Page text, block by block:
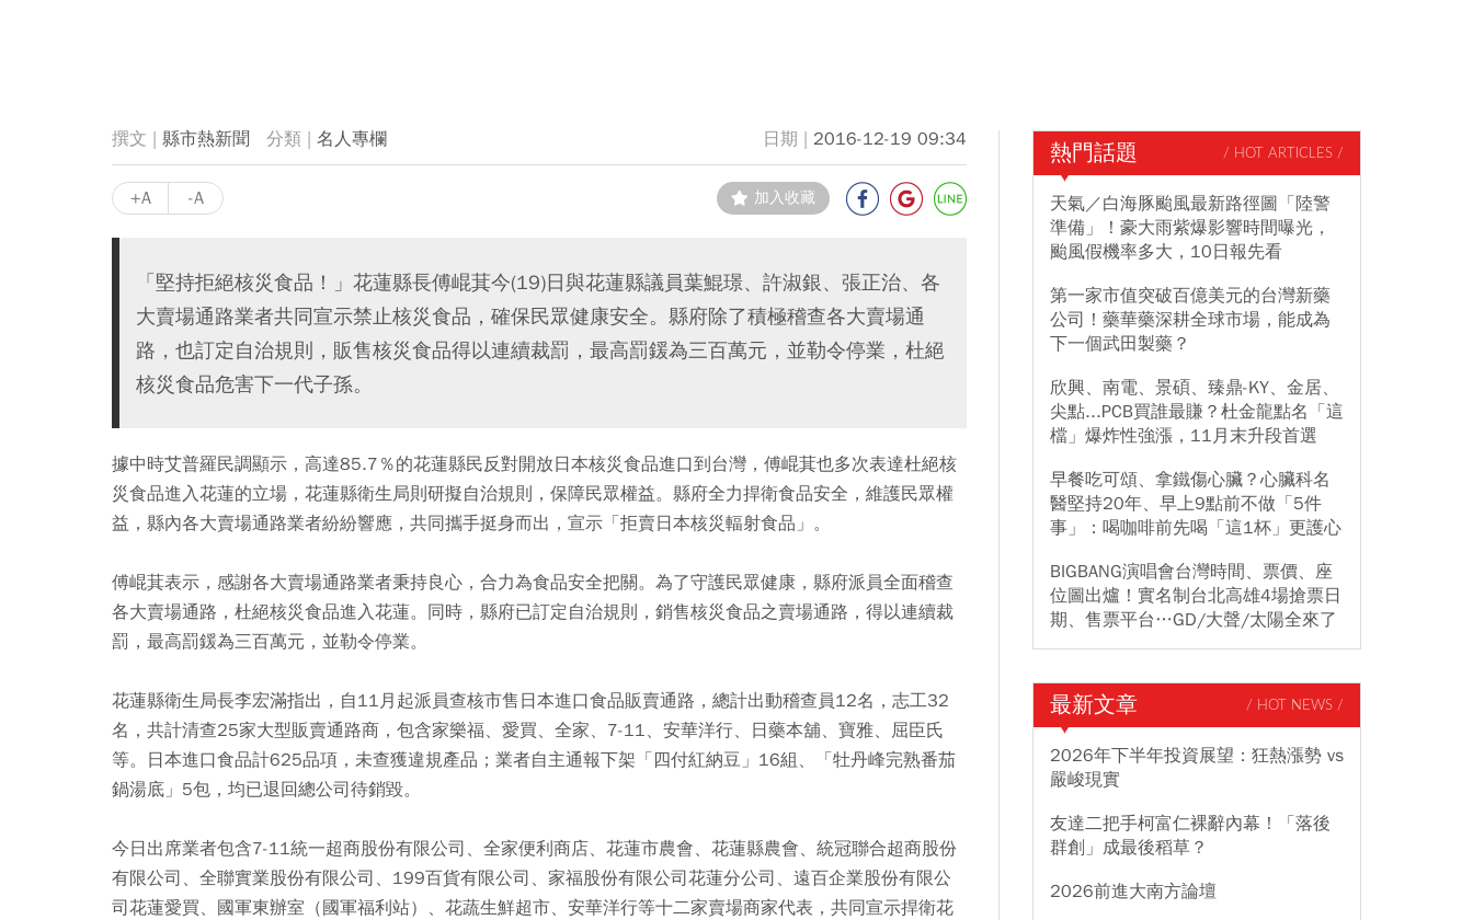
縣市熱新聞 名人專欄 2016-12-19 09:34
+A -A 加入收藏
「堅持拒絕核災食品！」花蓮縣長傅崐萁今(19)日與花蓮縣議員葉鯤璟、許淑銀、張正治、各
大賣場通路業者共同宣示禁止核災食品，確保民眾健康安全。縣府除了積極稽查各大賣場通
路，也訂定自治規則，販售核災食品得以連續裁罰，最高罰鍰為三百萬元，並勒令停業，杜絕
核災食品危害下一代子孫。
據中時艾普羅民調顯示，高達85.7％的花蓮縣民反對開放日本核災食品進口到台灣，傅崐萁也多次表達杜絕核
災食品進入花蓮的立場，花蓮縣衛生局則研擬自治規則，保障民眾權益。縣府全力捍衛食品安全，維護民眾權
益，縣內各大賣場通路業者紛紛響應，共同攜手挺身而出，宣示「拒賣日本核災輻射食品」。
傅崐萁表示，感謝各大賣場通路業者秉持良心，合力為食品安全把關。為了守護民眾健康，縣府派員全面稽查
各大賣場通路，杜絕核災食品進入花蓮。同時，縣府已訂定自治規則，銷售核災食品之賣場通路，得以連續裁
罰，最高罰鍰為三百萬元，並勒令停業。
花蓮縣衛生局長李宏滿指出，自11月起派員查核市售日本進口食品販賣通路，總計出動稽查員12名，志工32
名，共計清查25家大型販賣通路商，包含家樂福、愛買、全家、7-11、安華洋行、日藥本舖、寶雅、屈臣氏
等。日本進口食品計625品項，未查獲違規產品；業者自主通報下架「四付紅納豆」16組、「牡丹峰完熟番茄
鍋湯底」5包，均已退回總公司待銷毀。
今日出席業者包含7-11統一超商股份有限公司、全家便利商店、花蓮市農會、花蓮縣農會、統冠聯合超商股份
有限公司、全聯實業股份有限公司、199百貨有限公司、家福股份有限公司花蓮分公司、遠百企業股份有限公
司花蓮愛買、國軍東辦室（國軍福利站）、花蔬生鮮超市、安華洋行等十二家賣場商家代表，共同宣示捍衛花
熱門話題 / HOT ARTICLES /
天氣／白海豚颱風最新路徑圖「陸警
準備」！豪大雨紫爆影響時間曝光，
颱風假機率多大，10日報先看
第一家市值突破百億美元的台灣新藥
公司！藥華藥深耕全球市場，能成為
下一個武田製藥？
欣興、南電、景碩、臻鼎-KY、金居、
尖點...PCB買誰最賺？杜金龍點名「這
檔」爆炸性強漲，11月末升段首選
早餐吃可頌、拿鐵傷心臟？心臟科名
醫堅持20年、早上9點前不做「5件
事」：喝咖啡前先喝「這1杯」更護心
BIGBANG演唱會台灣時間、票價、座
位圖出爐！實名制台北高雄4場搶票日
期、售票平台…GD/大聲/太陽全來了
最新文章 / HOT NEWS /
2026年下半年投資展望：狂熱漲勢 vs
嚴峻現實
友達二把手柯富仁裸辭內幕！「落後
群創」成最後稻草？
2026前進大南方論壇